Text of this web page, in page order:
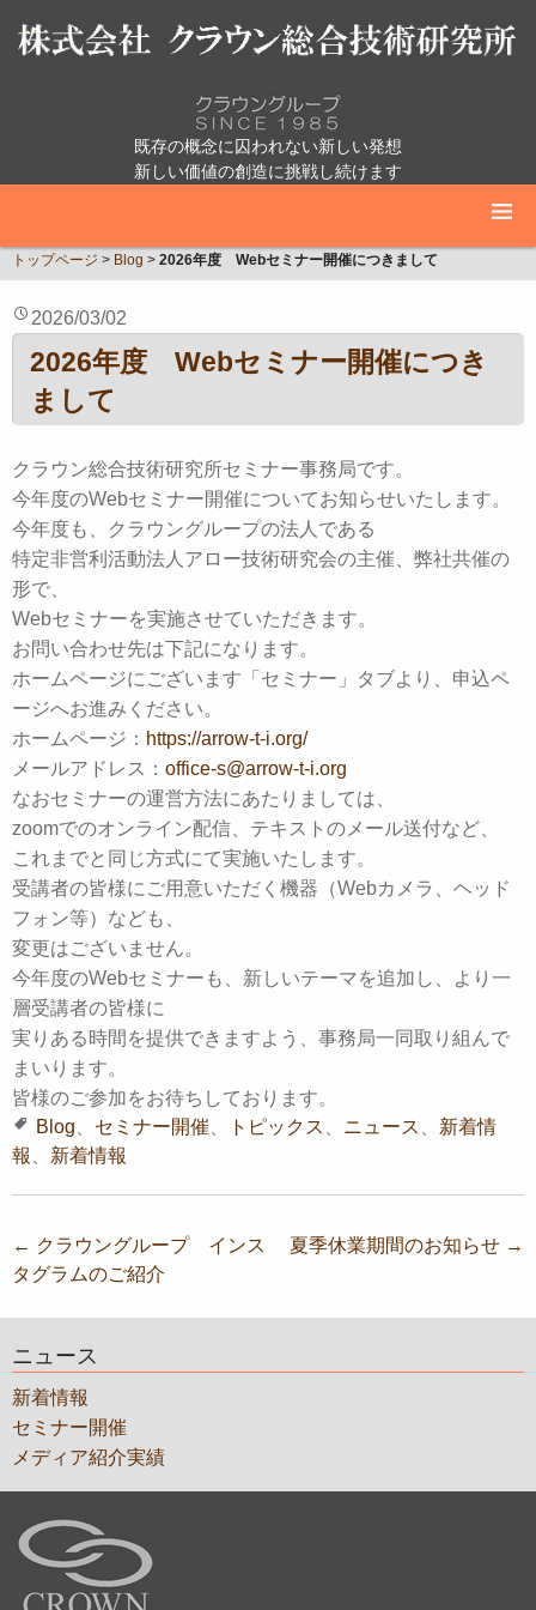
既存の概念に囚われない新しい発想
新しい価値の創造に挑戦し続けます
トップページ > Blog > 2026年度 Webセミナー開催につきまして
2026/03/02
2026年度 Webセミナー開催につき
まして
クラウン総合技術研究所セミナー事務局です。
今年度のWebセミナー開催についてお知らせいたします。
今年度も、クラウングループの法人である
特定非営利活動法人アロー技術研究会の主催、弊社共催の
形で、
Webセミナーを実施させていただきます。
お問い合わせ先は下記になります。
ホームページにございます「セミナー」タブより、申込ペ
ージへお進みください。
ホームページ： https://arrow-t-i.org/
メールアドレス： office-s@arrow-t-i.org
なおセミナーの運営方法にあたりましては、
zoomでのオンライン配信、テキストのメール送付など、
これまでと同じ方式にて実施いたします。
受講者の皆様にご用意いただく機器（Webカメラ、ヘッド
フォン等）なども、
変更はございません。
今年度のWebセミナーも、新しいテーマを追加し、より一
層受講者の皆様に
実りある時間を提供できますよう、事務局一同取り組んで
まいります。
皆様のご参加をお待ちしております。
Blog
セミナー開催 トピックス ニュース
新着情
報
新着情報
投
稿
ナ
ビ
ゲ
ー
ョ
ン
← クラウングループ インス
タグラムのご紹介
夏季休業期間のお知らせ →
ニュース
新着情報
セミナー開催
メディア紹介実績